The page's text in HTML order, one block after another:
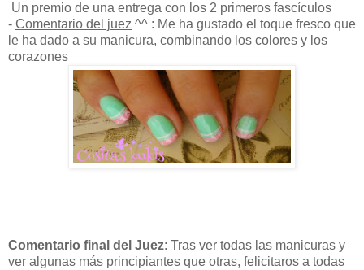
Un premio de una entrega con los 2 primeros fascículos
- Comentario del juez ^^ : Me ha gustado el toque fresco que
le ha dado a su manicura, combinando los colores y los
corazones
Comentario final del Juez: Tras ver todas las manicuras y
ver algunas más principiantes que otras, felicitaros a todas